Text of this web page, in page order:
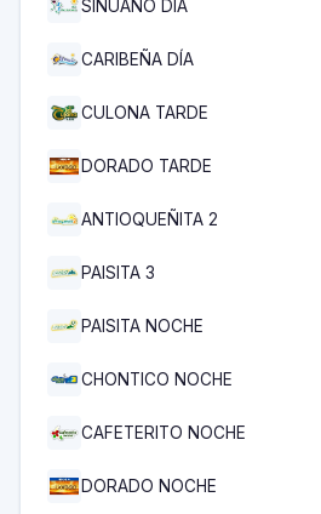
SINUANO DÍA
CARIBEÑA DÍA
CULONA TARDE
DORADO TARDE
ANTIOQUEÑITA 2
PAISITA 3
PAISITA NOCHE
CHONTICO NOCHE
CAFETERITO NOCHE
DORADO NOCHE